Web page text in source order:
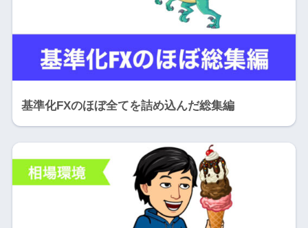
基準化FXのほぼ全てを詰め込んだ総集編